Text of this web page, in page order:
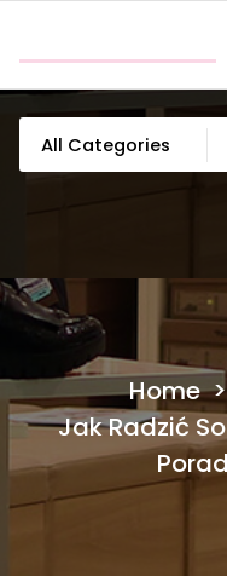
content
Home
Jak Radzić